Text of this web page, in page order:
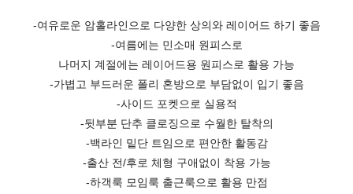
-여유로운 암홀라인으로 다양한 상의와 레이어드 하기 좋음
-여름에는 민소매 원피스로
나머지 계절에는 레이어드용 원피스로 활용 가능
-가볍고 부드러운 폴리 혼방으로 부담없이 입기 좋음
-사이드 포켓으로 실용적
-뒷부분 단추 클로징으로 수월한 탈착의
-백라인 밑단 트임으로 편안한 활동감
-출산 전/후로 체형 구애없이 착용 가능
-하객룩 모임룩 출근룩으로 활용 만점